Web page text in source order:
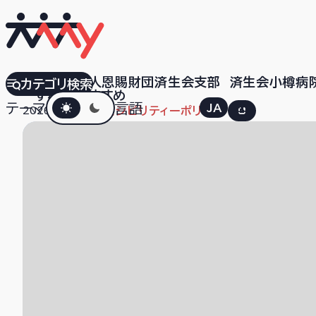
すべておすすめ
テーマダークモード言語 JA EN
カテゴリ検索
社会福祉法人恩賜財団済生会支部 済生会小樽病
2026.02.05 アクセシビリティーポリシー